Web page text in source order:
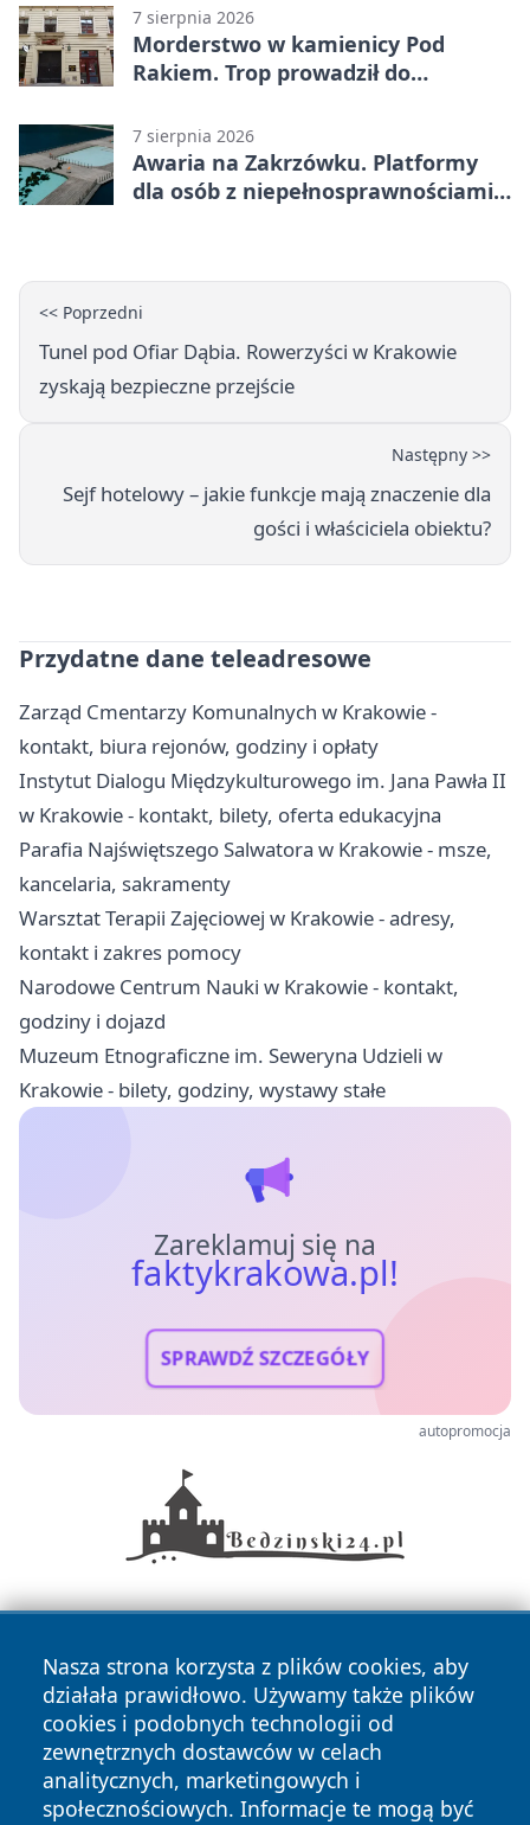
7 sierpnia 2026
Morderstwo w kamienicy Pod
Rakiem. Trop prowadził do
7 sierpnia 2026
Awaria na Zakrzówku. Platformy
dla osób z niepełnosprawnościami
<< Poprzedni
Tunel pod Ofiar Dąbia. Rowerzyści w Krakowie
zyskają bezpieczne przejście
Następny >>
Sejf hotelowy – jakie funkcje mają znaczenie dla
gości i właściciela obiektu?
Przydatne dane teleadresowe
Zarząd Cmentarzy Komunalnych w Krakowie -
kontakt, biura rejonów, godziny i opłaty
Instytut Dialogu Międzykulturowego im. Jana Pawła II
w Krakowie - kontakt, bilety, oferta edukacyjna
Parafia Najświętszego Salwatora w Krakowie - msze,
kancelaria, sakramenty
Warsztat Terapii Zajęciowej w Krakowie - adresy,
kontakt i zakres pomocy
Narodowe Centrum Nauki w Krakowie - kontakt,
godziny i dojazd
Muzeum Etnograficzne im. Seweryna Udzieli w
Krakowie - bilety, godziny, wystawy stałe
Zareklamuj się na
faktykrakowa.pl!
SPRAWDŹ SZCZEGÓŁY
autopromocja
Nasza strona korzysta z plików cookies, aby
działała prawidłowo. Używamy także plików
cookies i podobnych technologii od
zewnętrznych dostawców w celach
analitycznych, marketingowych i
społecznościowych. Informacje te mogą być
Copyright © 2026 faktykrakowa.pl Wszystkie prawa
zastrzeżone.